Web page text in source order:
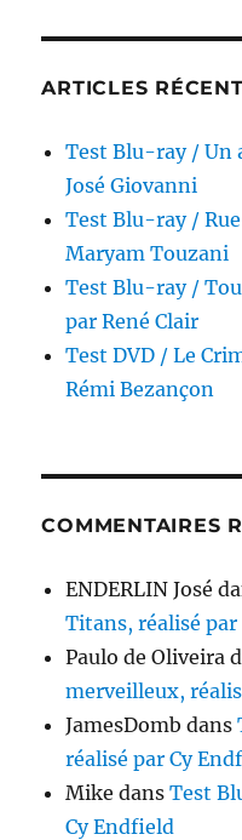
ARTICLES
Test Blu-ray / Un
José Giovanni
Test Blu-ray /
Maryam Touzani
Test Blu-ray /
par René Clair
Test DVD / Le
Rémi Bezançon
COMMENTAIRES
ENDERLIN José
Titans, réalisé par
Paulo de Oliveira
merveilleux,
JamesDomb dans
réalisé par Cy
Mike dansTest
Cy Endfield